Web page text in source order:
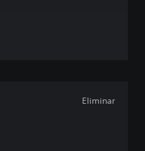
Eliminar